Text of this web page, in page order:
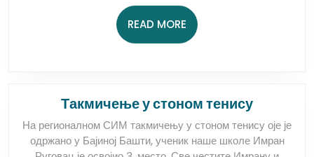
READ MORE READ
MORE
Такмичење у стоном тенису
у
стоном
На регионалном СИМ такмичењу у стоном тенису оје је
одржано у Бајиној Башти, ученик наше школе Имран